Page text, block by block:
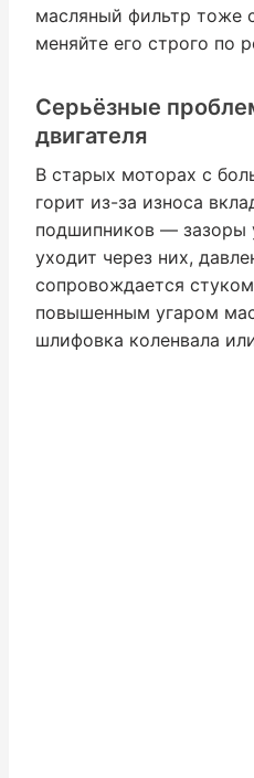
масляный фильтр тоже
меняйте его строго по
Серьёзные
двигателя
В старых моторах с
горит из-за износа
подшипников — зазоры
уходит через них,
сопровождается
повышенным угаром
шлифовка коленвала